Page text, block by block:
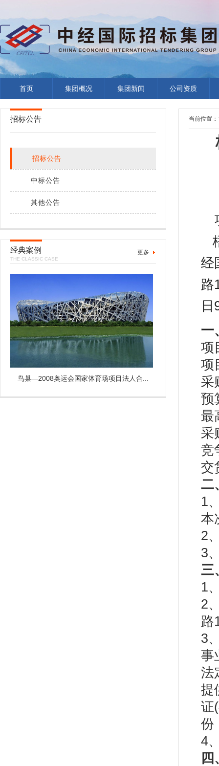
首页 集团概况 集团新闻 公司资质
招标公告
招标公告
中标公告
其他公告
经典案例
THE CLASSIC CASE
更多
鸟巢—2008奥运会国家体育场项目法人合...
当前位置：
经
路
一
项
项
采
预
最
采
竞
交
二
1
本
2
3
三
1
2
路
3
事
法
提
证
份
4